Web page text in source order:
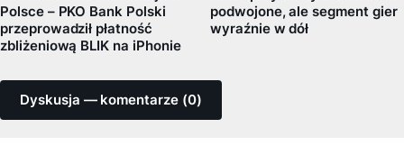
Polsce – PKO Bank Polski
przeprowadził płatność
zbliżeniową BLIK na iPhonie
podwojone, ale segment gier
wyraźnie w dół
Dyskusja — komentarze (0)